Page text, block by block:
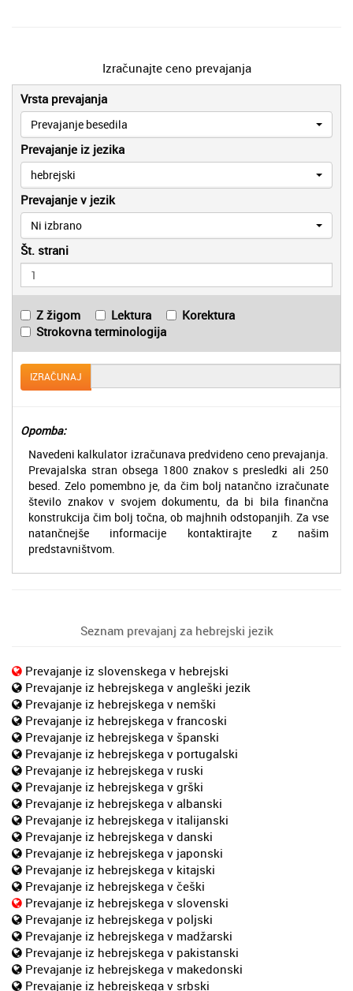
Izračunajte ceno prevajanja
Vrsta prevajanja
Prevajanje besedila
Prevajanje iz jezika
hebrejski
Prevajanje v jezik
Ni izbrano
Št. strani
Z žigom Lektura
Korektura
Strokovna terminologija
IZRAČUNAJ
Opomba:
Navedeni kalkulator izračunava predvideno ceno prevajanja.
Prevajalska stran obsega 1800 znakov s presledki ali 250
besed. Zelo pomembno je, da čim bolj natančno izračunate
število znakov v svojem dokumentu, da bi bila finančna
konstrukcija čim bolj točna, ob majhnih odstopanjih. Za vse
natančnejše informacije kontaktirajte z našim
predstavništvom.
Seznam prevajanj za hebrejski jezik
Prevajanje iz slovenskega v hebrejski
Prevajanje iz hebrejskega v angleški jezik
Prevajanje iz hebrejskega v nemški
Prevajanje iz hebrejskega v francoski
Prevajanje iz hebrejskega v španski
Prevajanje iz hebrejskega v portugalski
Prevajanje iz hebrejskega v ruski
Prevajanje iz hebrejskega v grški
Prevajanje iz hebrejskega v albanski
Prevajanje iz hebrejskega v italijanski
Prevajanje iz hebrejskega v danski
Prevajanje iz hebrejskega v japonski
Prevajanje iz hebrejskega v kitajski
Prevajanje iz hebrejskega v češki
Prevajanje iz hebrejskega v slovenski
Prevajanje iz hebrejskega v poljski
Prevajanje iz hebrejskega v madžarski
Prevajanje iz hebrejskega v pakistanski
Prevajanje iz hebrejskega v makedonski
Prevajanje iz hebrejskega v srbski